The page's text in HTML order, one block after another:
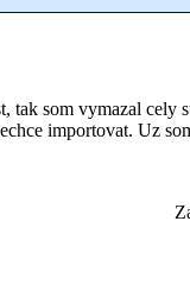
tak som vymazal cely
importovat. Uz